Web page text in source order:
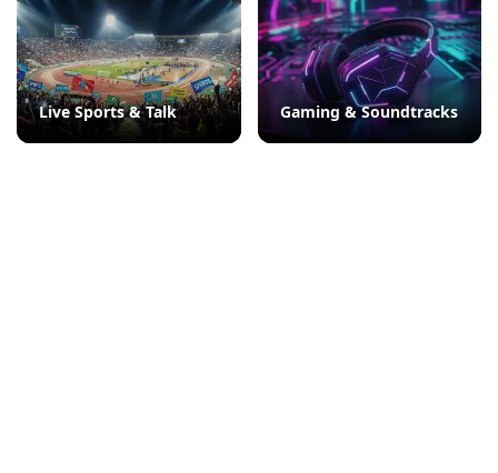
Live Sports & Talk Gaming & Soundtracks